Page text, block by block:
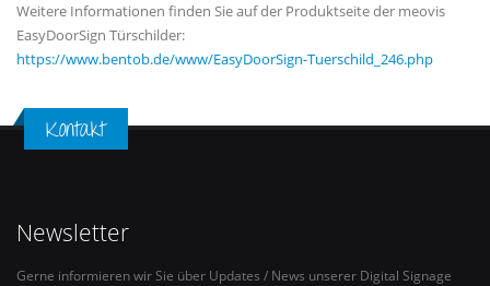
Weitere Informationen finden Sie auf der Produktseite der meovis
EasyDoorSign Türschilder:
https://www.bentob.de/www/EasyDoorSign-Tuerschild_246.php
Kontakt
Newsletter
Gerne informieren wir Sie über Updates / News unserer Digital Signage